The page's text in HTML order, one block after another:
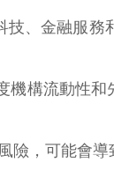
、金融服
構流動性
險，可能會